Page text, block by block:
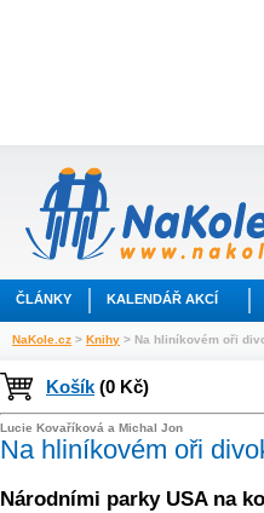
ČLÁNKY KALENDÁŘ AKCÍ
NaKole.cz > Knihy > Na hliníkovém oři
Košík (0 Kč)
Lucie Kovaříková a Michal Jon
Na hliníkovém oři
Národními parky USA na